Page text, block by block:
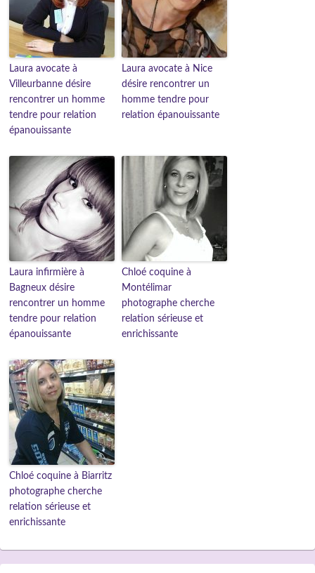
Laura avocate à
Villeurbanne désire
rencontrer un homme
tendre pour relation
épanouissante
Laura avocate à Nice
désire rencontrer un
homme tendre pour
relation épanouissante
Laura infirmière à
Bagneux désire
rencontrer un homme
tendre pour relation
épanouissante
Chloé coquine à
Montélimar
photographe cherche
relation sérieuse et
enrichissante
Chloé coquine à Biarritz
photographe cherche
relation sérieuse et
enrichissante